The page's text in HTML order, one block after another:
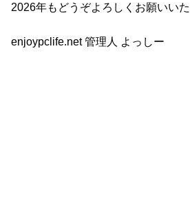
2026年もどうぞよろしくお願いいた
enjoypclife.net 管理人 よっしー